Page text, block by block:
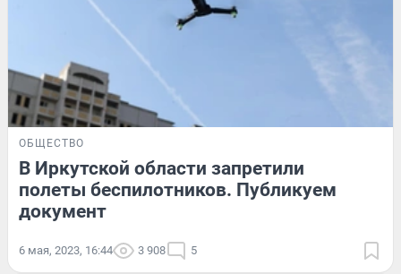
ОБЩЕСТВО
В Иркутской области запретили
полеты беспилотников. Публикуем
документ
6 мая, 2023, 16:44 3 908 5